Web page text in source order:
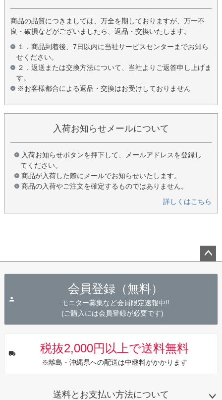
商品の品質につきましては、万全を期しておりますが、万一不
良・破損などがございましたら、返品・交換いたします。
１．商品到着後、7日以内に当社サービスセンターまでお知ら
せください。
２．返送または交換方法について、当社よりご返答申し上げま
す。
※お客様都合による返品・交換はお受けしておりません
入荷お知らせメールについて
入荷お知らせボタンを押下して、メールアドレスを登録し
てください。
商品が入荷した際にメールでお知らせいたします。
商品の入荷やご注文を確定するものではありません。
詳しくはこちら
会員登録（無料）
モニター募集など会員限定速報中!!
(ご購入には会員登録が必要です)
税抜2,000円以上で送料無料
※離島・沖縄県への配送は中継料がかかります
送料とお支払い方法について